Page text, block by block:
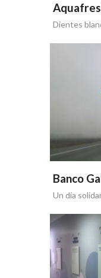
Dientes
Banco
Un día